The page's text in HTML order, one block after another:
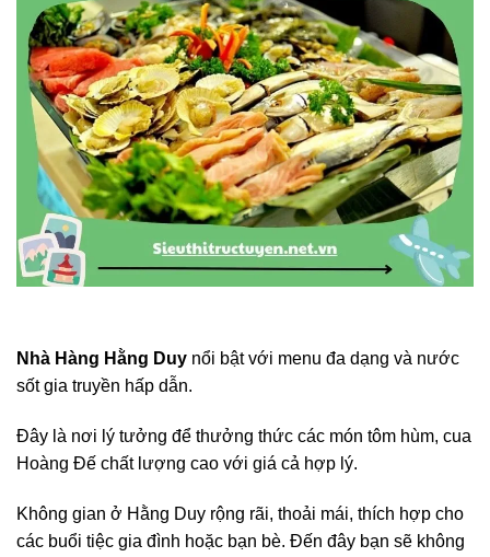
Nhà Hàng Hằng Duy nổi bật với menu đa dạng và nước
sốt gia truyền hấp dẫn.
Đây là nơi lý tưởng để thưởng thức các món tôm hùm, cua
Hoàng Đế chất lượng cao với giá cả hợp lý.
Không gian ở Hằng Duy rộng rãi, thoải mái, thích hợp cho
các buổi tiệc gia đình hoặc bạn bè. Đến đây bạn sẽ không